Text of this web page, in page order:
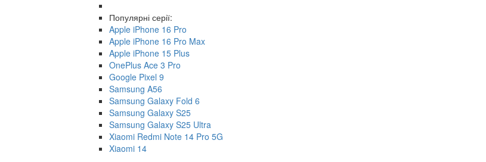
Популярні серії:
Apple iPhone 16 Pro
Apple iPhone 16 Pro Max
Apple iPhone 15 Plus
OnePlus Ace 3 Pro
Google Pixel 9
Samsung A56
Samsung Galaxy Fold 6
Samsung Galaxy S25
Samsung Galaxy S25 Ultra
Xiaomi Redmi Note 14 Pro 5G
Xiaomi 14